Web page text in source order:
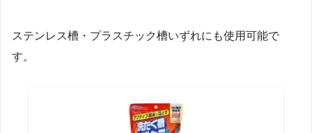
ステンレス槽・プラスチック槽いずれにも使用可能で
す。